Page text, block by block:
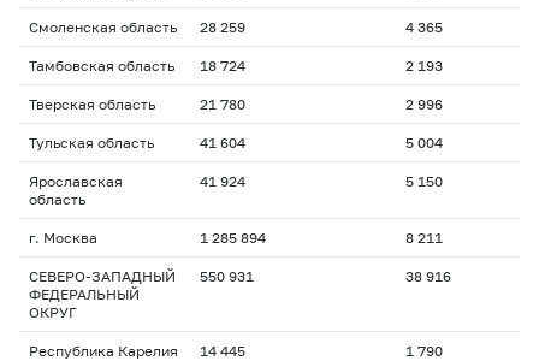
Смоленская область 28 259 4 365
Тамбовская область 18 724 2 193
Тверская область 21 780 2 996
Тульская область 41 604 5 004
Ярославская
область
41 924 5 150
г. Москва 1 285 894 8 211
СЕВЕРО-ЗАПАДНЫЙ
ФЕДЕРАЛЬНЫЙ
ОКРУГ
550 931 38 916
Республика Карелия 14 445 1 790